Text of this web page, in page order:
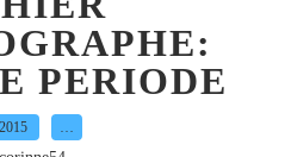
PERIODE
…